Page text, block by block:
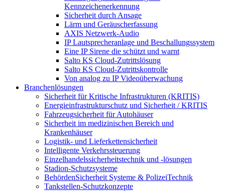
Kennzeichenerkennung
Sicherheit durch Ansage
Lärm und Geräuscherfassung
AXIS Netzwerk-Audio
IP Lautsprecheranlage und Beschallungssystem
Eine IP Sirene die schützt und warnt
Salto KS Cloud-Zutrittslösung
Salto KS Cloud-Zutrittskontrolle
Von analog zu IP Videoüberwachung
Branchenlösungen
Sicherheit für Kritische Infrastrukturen (KRITIS)
Energieinfrastrukturschutz und Sicherheit / KRITIS
Fahrzeugsicherheit für Autohäuser
Sicherheit im medizinischen Bereich und
Krankenhäuser
Logistik- und Lieferkettensicherheit
Intelligente Verkehrssteuerung
Einzelhandelssicherheitstechnik und -lösungen
Stadion-Schutzsysteme
BehördenSicherheit Systeme & PolizeiTechnik
Tankstellen-Schutzkonzepte​